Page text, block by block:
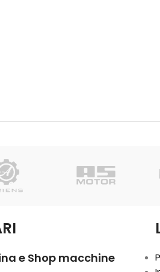
e Shop macchine